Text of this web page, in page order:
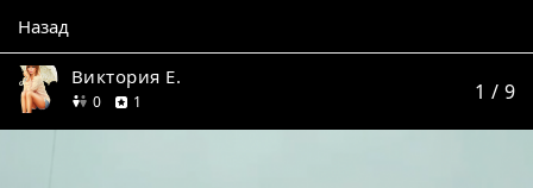
Назад
Виктория Е.
0друзей
1 1 / 9